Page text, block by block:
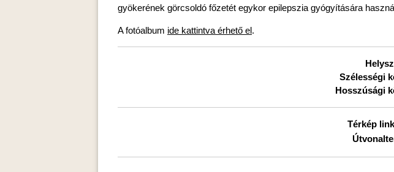
gyökerének görcsoldó főzetét egykor epilepszia gyógyítására
A fotóalbum ide kattintva érhető el.
Szélességi
Hosszúsági
Térkép